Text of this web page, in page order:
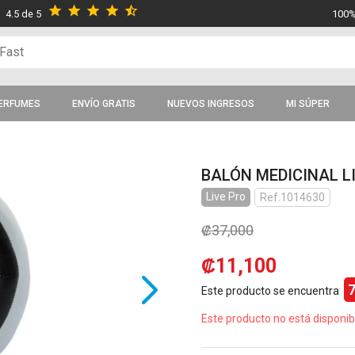
4.5 de 5 star star star star star_half
ENVÍO GRATIS NUEVOS INGRESOS MI SÚPER
BALÓN MEDICINAL
Live Pro Ref.1014630
₡37,000
₡11,100
Este producto se encuentra
Este producto no está